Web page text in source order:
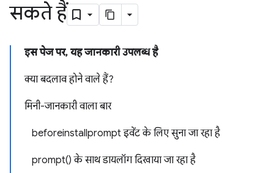
सकते हैं
इस पेज पर, यह जानकारी उपलब्ध है
क्या बदलाव होने वाले हैं?
मिनी-जानकारी वाला बार
beforeinstallprompt इवेंट के लिए सुना जा रहा है
prompt() के साथ डायलॉग दिखाया जा रहा है